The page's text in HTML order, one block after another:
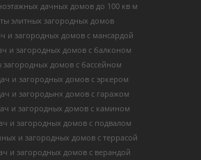
дачных домов до 100 кв м
элитных загородных домов
и загородных домов с мансардой
и загородных домов с балконом
загородных домов с бассейном
и загородных домов с эркером
и загородынх домов с гаражом
и загородных домов с камином
и загородных домов с подвалом
и загородных домов с террасой
и загородных домов с верандой